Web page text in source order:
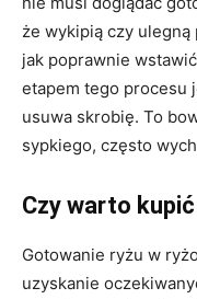
że wykipią czy
jak poprawnie
etapem tego procesu
usuwa skrobię. To
sypkiego, często
Czy warto
Gotowanie ryżu w
uzyskanie